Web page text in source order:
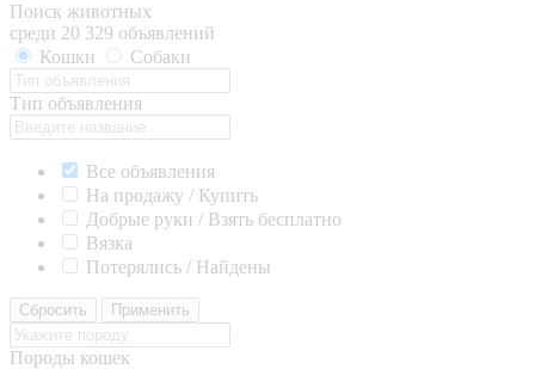
Поиск животных
среди 20 329 объявлений
Кошки
Собаки
Тип объявления
Все объявления
На продажу / Купить
Добрые руки / Взять бесплатно
Вязка
Потерялись / Найдены
Сбросить Применить
Породы кошек